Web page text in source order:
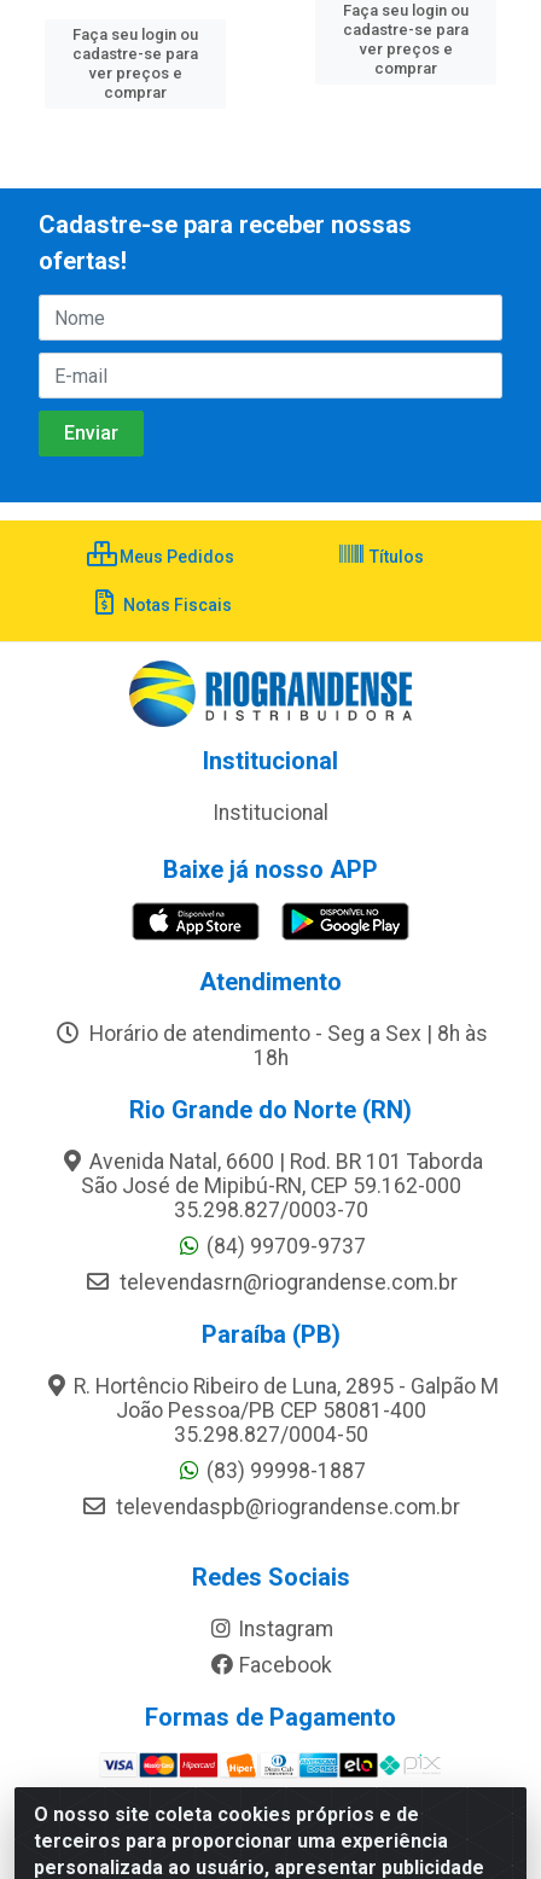
Faça seu login ou
cadastre-se para
ver preços e
comprar
Faça seu login ou
cadastre-se para
ver preços e
comprar
O nosso site coleta cookies próprios e de
terceiros para proporcionar uma experiência
personalizada ao usuário, apresentar publicidade
Cadastre-se para receber nossas
ofertas!
Meus Pedidos Títulos
Notas Fiscais
Institucional
Institucional
Baixe já nosso APP
Atendimento
Horário de atendimento - Seg a Sex | 8h às
18h
Rio Grande do Norte (RN)
Avenida Natal, 6600 | Rod. BR 101 Taborda
São José de Mipibú-RN, CEP 59.162-000
35.298.827/0003-70
(84) 99709-9737
televendasrn@riograndense.com.br
Paraíba (PB)
R. Hortêncio Ribeiro de Luna, 2895 - Galpão M
João Pessoa/PB CEP 58081-400
35.298.827/0004-50
(83) 99998-1887
televendaspb@riograndense.com.br
Redes Sociais
Instagram
Facebook
Formas de Pagamento
Site Seguro